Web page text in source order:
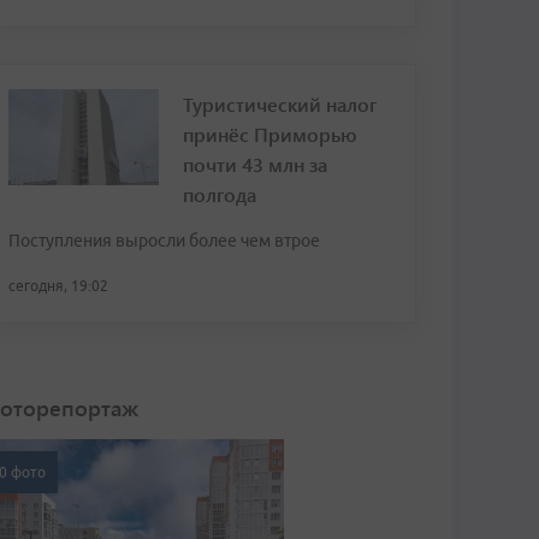
Туристический налог
принёс Приморью
почти 43 млн за
полгода
Поступления выросли более чем втрое
сегодня, 19:02
фото